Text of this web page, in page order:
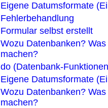
Eigene Datumsformate
Fehlerbehandlung
Formular selbst erstellt
Wozu Datenbanken?
machen?
do (Datenbank-
Eigene Datumsformate
Wozu Datenbanken?
machen?